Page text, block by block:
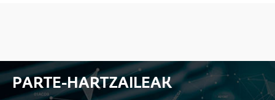
PARTE-HARTZAILEAK